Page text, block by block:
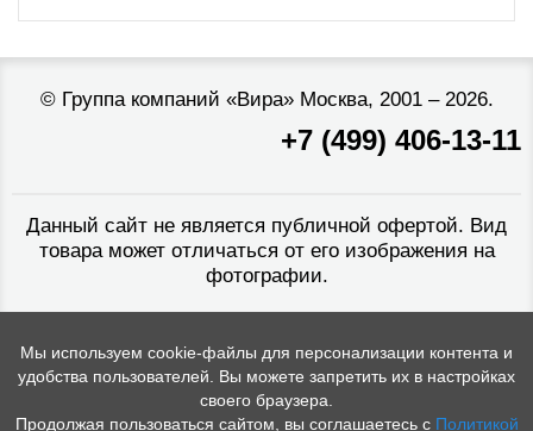
© Группа компаний «Вира»Москва, 2001 – 2026.
+7 (499) 406-13-11
Данный сайт не является публичной офертой. Вид
товара может отличаться от его изображения на
фотографии.
Мы используем cookie-файлы для персонализации контента и
удобства пользователей. Вы можете запретить их в настройках
своего браузера.
Продолжая пользоваться сайтом, вы соглашаетесь с Политикой